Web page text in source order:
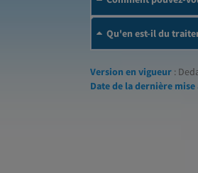
Qu'en est-il du
Version en vigueur :
Date de la dernière